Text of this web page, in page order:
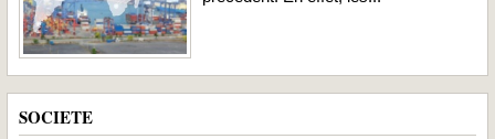
SOCIETE